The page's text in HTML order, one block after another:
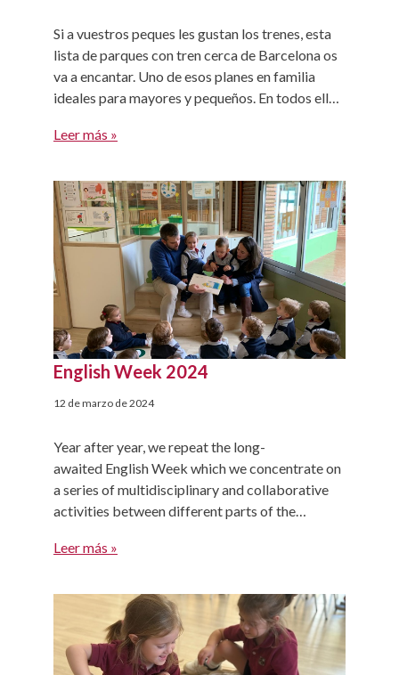
Si a vuestros peques les gustan los trenes, esta
lista de parques con tren cerca de Barcelona os
va a encantar. Uno de esos planes en familia
ideales para mayores y pequeños. En todos ellos
de juego además del trenecito. Parques con tren
Leer más »
English Week 2024
12 de marzo de 2024
Year after year, we repeat the long-
awaited English Week which we concentrate on
a series of multidisciplinary and collaborative
activities between different parts of the
open the doors to all those who want to
ones in the foreign language. English Week
Leer más »